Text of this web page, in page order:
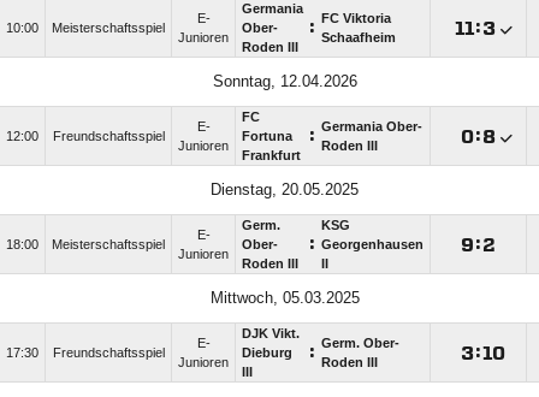
10:00 Meisterschaftsspiel
E-
Junioren
Germania
Ober-
Roden III
:
FC Viktoria
Schaafheim
:
Sonntag, 12.04.2026
12:00 Freundschaftsspiel
E-
Junioren
FC
Fortuna
Frankfurt
: Germania Ober-
Roden III
:
Dienstag, 20.05.2025
18:00 Meisterschaftsspiel
E-
Junioren
Germ.
Ober-
Roden III
:
KSG
Georgenhausen
:
Mittwoch, 05.03.2025
17:30 Freundschaftsspiel
E-
Junioren
DJK Vikt.
Dieburg
: Germ. Ober-
Roden III
: